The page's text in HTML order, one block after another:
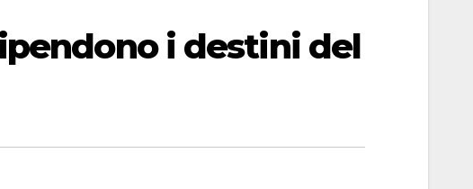
i destini del